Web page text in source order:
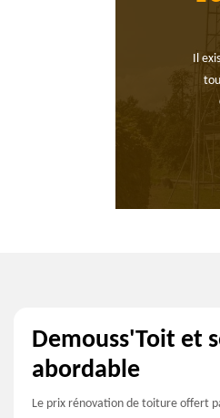
Il
Demouss'Toit et
abordable
Le prix rénovation de toiture offert